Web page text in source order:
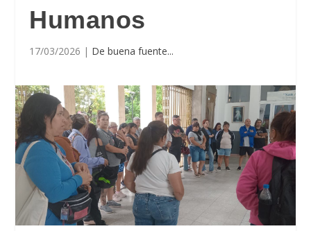
Humanos
17/03/2026 | De buena fuente...